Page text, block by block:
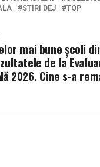
STIRI DEJ TOP
mai bune școli
de la
2026. Cine s-a